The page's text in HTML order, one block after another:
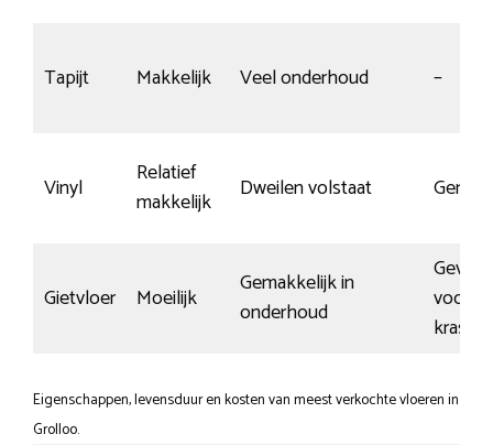
Tapijt Makkelijk Veel onderhoud –
Vinyl
Relatief
makkelijk
Dweilen volstaat
Gietvloer Moeilijk
Gemakkelijk in
onderhoud
voor
Eigenschappen, levensduur en kosten van meest verkochte vloeren in
Grolloo.